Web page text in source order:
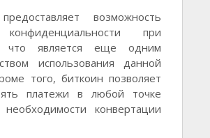
возможность
при
что является еще одним
использования данной
того, биткоин позволяет
платежи в любой точке
конвертации